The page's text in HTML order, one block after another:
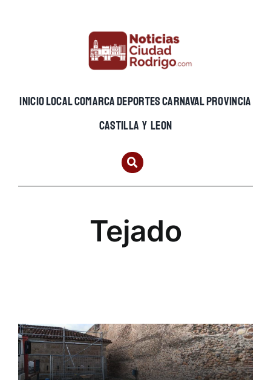
INICIOLOCALCOMARCADEPORTESCARNAVALPROVINCIA
CASTILLA Y LEON
Tejado